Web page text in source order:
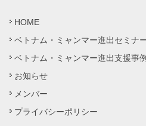
HOME
ベトナム・ミャンマー進出セミナ
ベトナム・ミャンマー進出支援事例
お知らせ
メンバー
プライバシーポリシー